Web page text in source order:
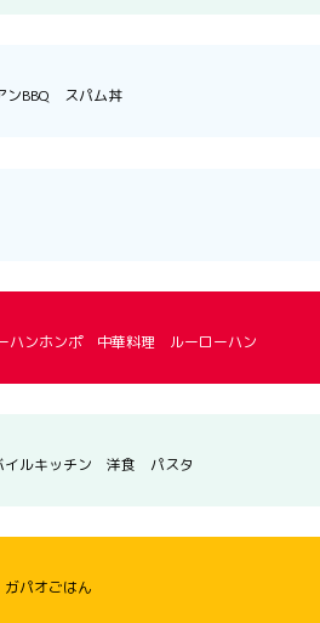
ンBBQ スパム丼
ーハンホンポ 中華料理 ルーローハン
イルキッチン 洋食 パスタ
パオごはん